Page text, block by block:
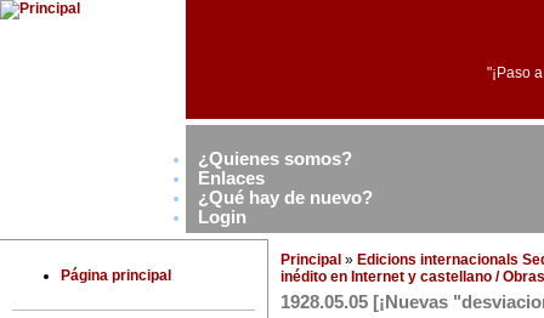
"¡Paso
¿Quienes somos?
Enlaces
¿Qué hay de nuevo?
Login
Página principal
Principal » Edicions internacionals
inédito en Internet y castellano /
1928.05.05 [¡Nuevas